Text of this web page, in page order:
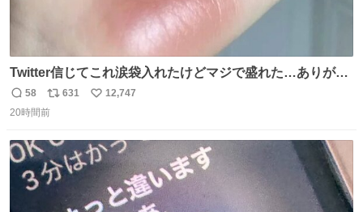
Twitter信じてこれ涙袋入れたけどマジで盛れた…ありがと
う…
返
信
58
リ
ポ
ト
数
631
い
数
12,747
20時間前